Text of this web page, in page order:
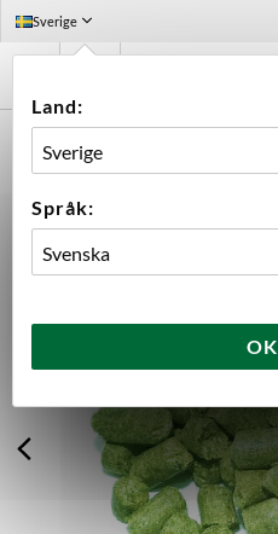
Sverige
Land:
Språk:
OK
HALLERTAUER MITTELFRÜH PELLETS 2025